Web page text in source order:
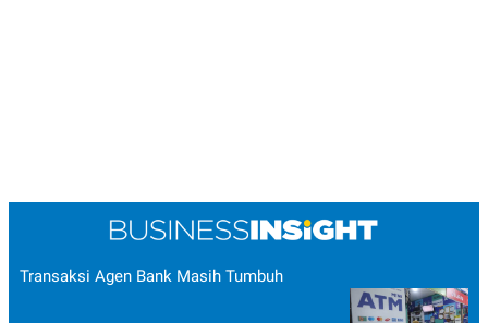
Transaksi Agen Bank Masih Tumbuh